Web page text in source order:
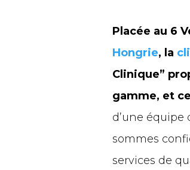
Placée au 6
Hongrie, la
Clinique”
gamme, et
d’une équipe
sommes
services de